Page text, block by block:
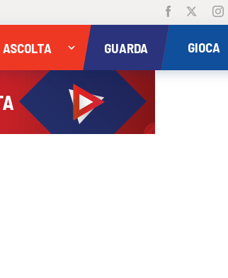
ASCOLTA GUARDA GIOCA